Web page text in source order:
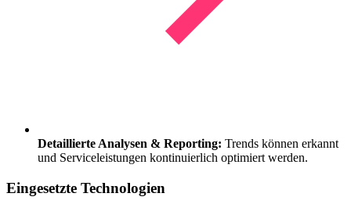
Detaillierte Analysen & Reporting: Trends können erkannt
und Serviceleistungen kontinuierlich optimiert werden.
Eingesetzte Technologien